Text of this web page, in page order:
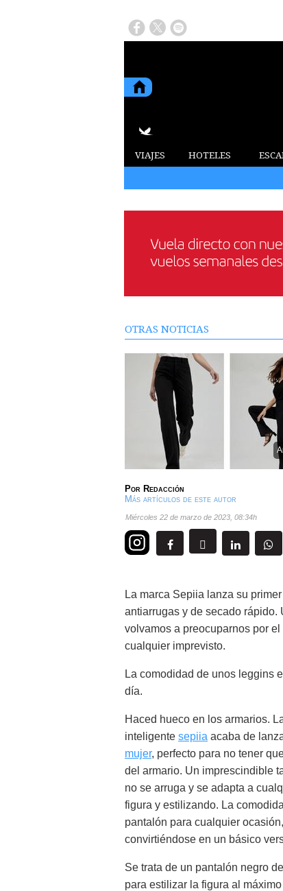
VIAJES HOTELES
OTRAS NOTICIAS
Por Redacción
Más artículos de este autor
miércoles 22 de marzo de 2023 08:34h
La marca Sepiia lanza su
antiarrugas y de secado
volvamos a preocuparnos por
cualquier imprevisto.
La comodidad de unos leggins
día.
Haced hueco en los armarios.
inteligente sepiia acaba de
mujer, perfecto para no tener
del armario. Un imprescindible
no se arruga y se adapta a
figura y estilizando. La
pantalón para cualquier
convirtiéndose en un básico
Se trata de un pantalón negro
para estilizar la figura al